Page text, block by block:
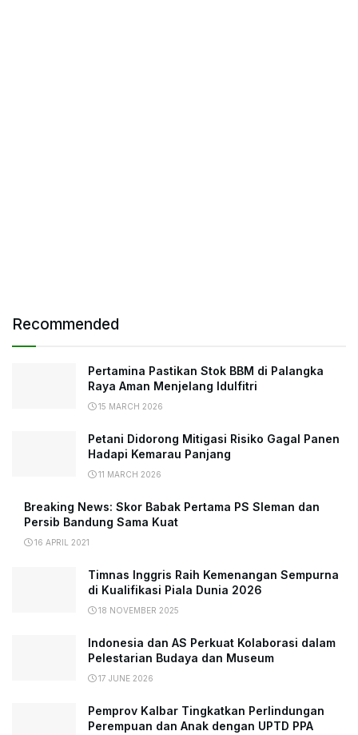
Recommended
Pertamina Pastikan Stok BBM di Palangka
Raya Aman Menjelang Idulfitri
15 MARCH 2026
Petani Didorong Mitigasi Risiko Gagal Panen
Hadapi Kemarau Panjang
11 MARCH 2026
Breaking News: Skor Babak Pertama PS Sleman dan
Persib Bandung Sama Kuat
16 APRIL 2021
Timnas Inggris Raih Kemenangan Sempurna
di Kualifikasi Piala Dunia 2026
18 NOVEMBER 2025
Indonesia dan AS Perkuat Kolaborasi dalam
Pelestarian Budaya dan Museum
17 JUNE 2026
Pemprov Kalbar Tingkatkan Perlindungan
Perempuan dan Anak dengan UPTD PPA